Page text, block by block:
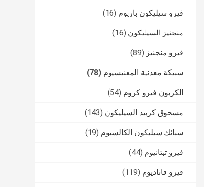
فيرو سيليكون باريوم (16)
منجنيز السيليكون (16)
فيرو منجنيز (89)
سبيكة معدنية المغنيسيوم (78)
الكربون فيرو كروم (54)
مسحوق كربيد السيليكون (143)
سبائك سيليكون الكالسيوم (19)
فيرو تيتانيوم (44)
فيرو فاناديوم (119)